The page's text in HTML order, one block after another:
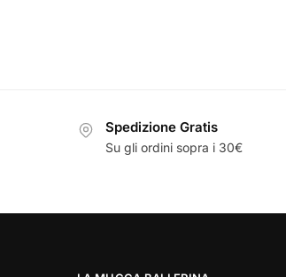
Spedizione Gratis
Su gli ordini sopra i 30€